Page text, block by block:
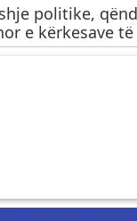
politike,
e kërkesave të